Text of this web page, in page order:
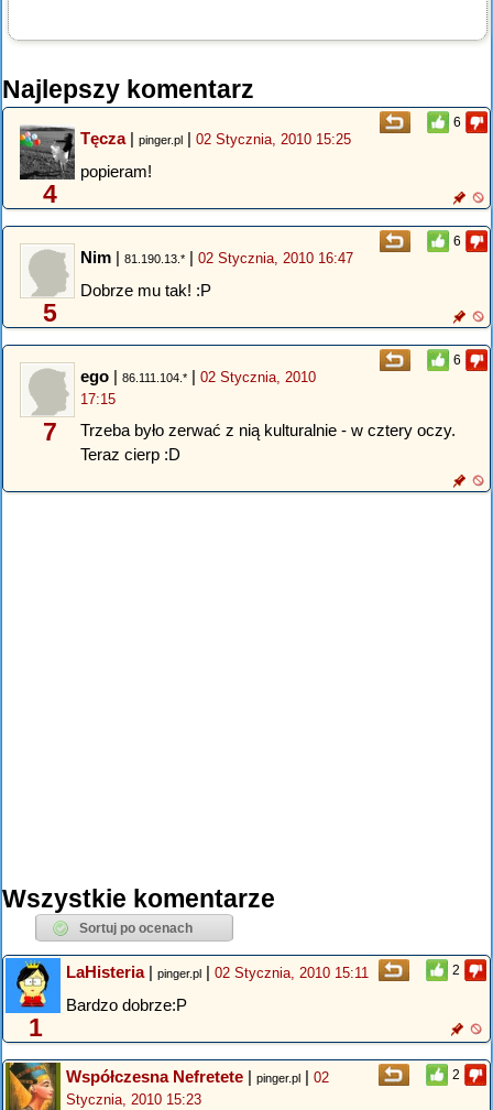
Najlepszy komentarz
6
4
Tęcza| pinger.pl | 02 Stycznia, 2010 15:25
popieram!
6
5
Nim | 81.190.13.* | 02 Stycznia, 2010 16:47
Dobrze mu tak! :P
6
7
ego | 86.111.104.* | 02 Stycznia, 2010
17:15
Trzeba było zerwać z nią kulturalnie - w cztery oczy.
Teraz cierp :D
Wszystkie komentarze
2
1
LaHisteria| pinger.pl | 02 Stycznia, 2010 15:11
Bardzo dobrze:P
2
Współczesna Nefretete | pinger.pl | 02
Stycznia, 2010 15:23